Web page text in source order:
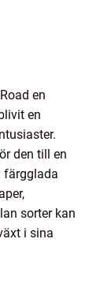
en
en
den till en
färgglada
sorter kan
i sina